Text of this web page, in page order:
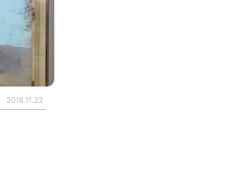
2018.11.22